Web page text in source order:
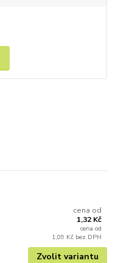
cena od
1,32 Kč
cena od
1,09 Kč bez DPH
Zvolit variantu